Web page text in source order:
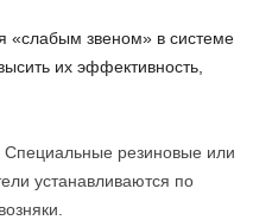
«слабым звеном» в системе
их эффективность,
Специальные резиновые или
устанавливаются по